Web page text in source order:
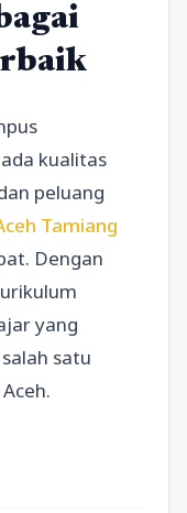
kualitas
peluang
Tamiang
Dengan
yang
satu